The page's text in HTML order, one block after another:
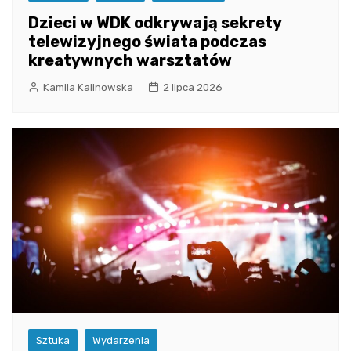
Dzieci w WDK odkrywają sekrety
telewizyjnego świata podczas
kreatywnych warsztatów
Kamila Kalinowska 2 lipca 2026
Sztuka Wydarzenia